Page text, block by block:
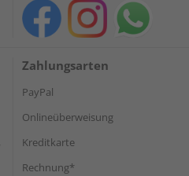
Zahlungsarten
PayPal
Onlineüberweisung
Kreditkarte
Rechnung*